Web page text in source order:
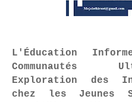
L'Éducation
Communautés
Exploration des
chez les Jeunes